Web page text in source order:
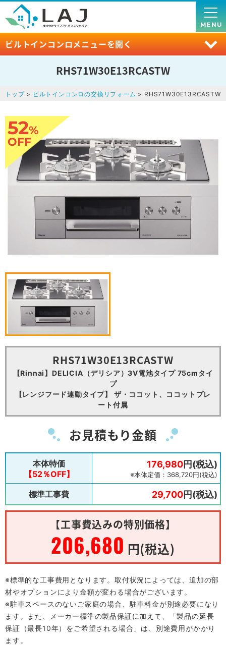
ビルトインコンロメニューを開く
MENU
RHS71W30E13RCASTW
トップ> ビルトインコンロの交換リフォーム > RHS71W30E13RCASTW
52%
OFF
RHS71W30E13RCASTW
【Rinnai】DELICIA（デリシア）3V電池タイプ 75cmタイ
プ
【レンジフード連動タイプ】 ザ・ココット、ココットプレ
ート付属
お見積もり金額
本体特価
【52％OFF】
176,980円(税込)
※本体定価：368,720円(税込)
標準工事費 29,700円(税込)
【工事費込みの特別価格】
206,680 円(税込)
※標準的な工事費用となります。取付状況によっては、追加の部
材やオプションにより金額が変わる場合がございます。
※駐車スペースのないご家庭の場合、駐車料金が別途必要になり
ます。また、メーカー標準の製品保証に加えて、「製品の延長
保証（最長10年）をご希望される場合」は、別途費用がかかり
ます。